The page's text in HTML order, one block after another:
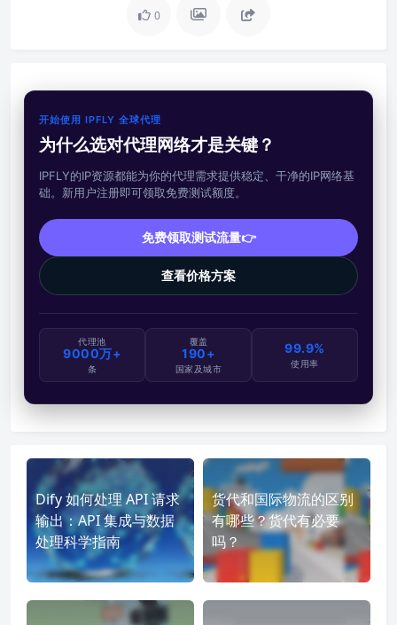
0
开始使用 IPFLY 全球代理
为什么选对代理网络才是关键？
IPFLY的IP资源都能为你的代理需求提供稳定、干净的IP网络基
础。新用户注册即可领取免费测试额度。
免费领取测试流量👉
查看价格方案
代理池
9000万+
条
覆盖
190+
国家及城市
99.9%
使用率
Dify 如何处理 API 请求
输出：API 集成与数据
处理科学指南
货代和国际物流的区别
有哪些？货代有必要
吗？